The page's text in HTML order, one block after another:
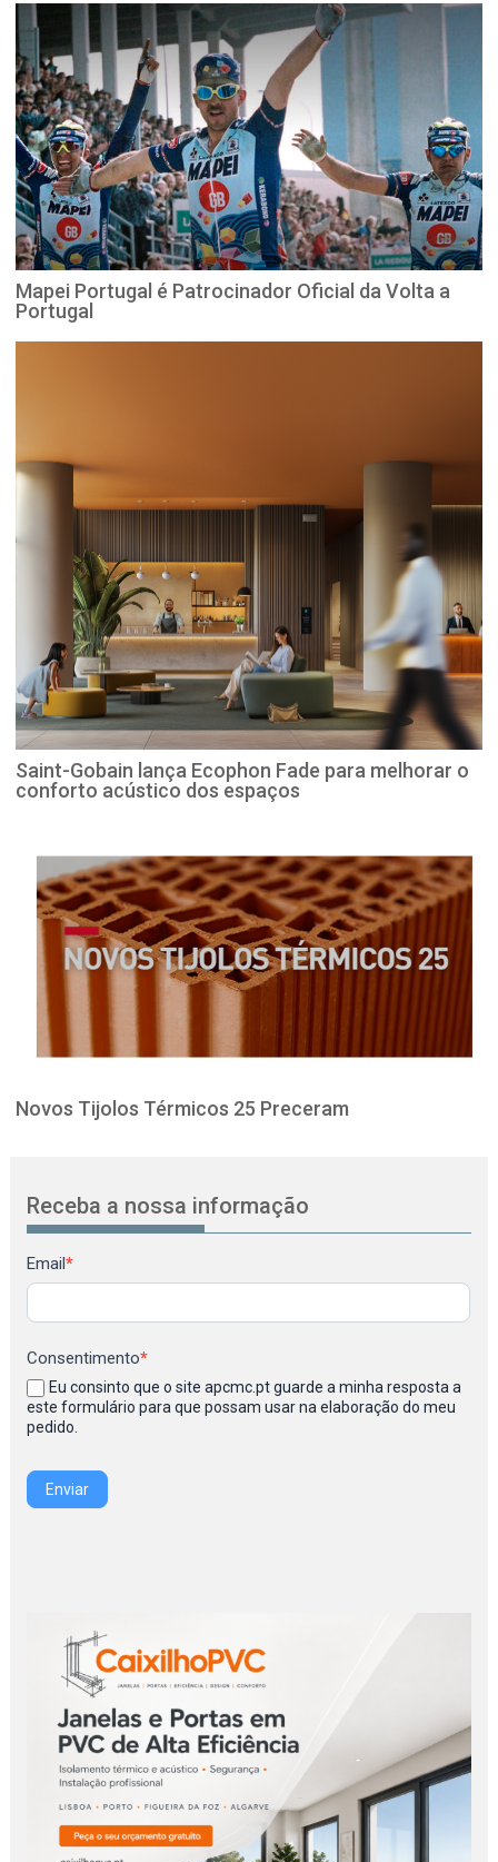
Mapei Portugal é Patrocinador Oficial da Volta a
Portugal
Saint-Gobain lança Ecophon Fade para melhorar o
conforto acústico dos espaços
Novos Tijolos Térmicos 25 Preceram
Receba a nossa informação
Newsletter
Email*
Consentimento*
Eu consinto que o site apcmc.pt guarde a minha resposta a
este formulário para que possam usar na elaboração do meu
pedido.
Enviar